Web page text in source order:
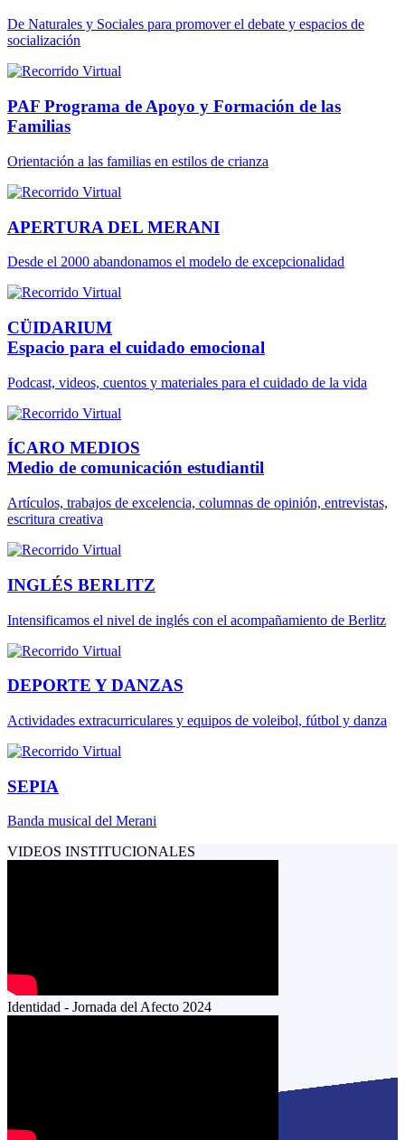
De Naturales y Sociales para promover el debate y espacios de
socialización
PAF Programa de Apoyo y Formación de las
Familias
Orientación a las familias en estilos de crianza
APERTURA DEL MERANI
Desde el 2000 abandonamos el modelo de excepcionalidad
CÜIDARIUM
Espacio para el cuidado emocional
Podcast, videos, cuentos y materiales para el cuidado de la vida
ÍCARO MEDIOS
Medio de comunicación estudiantil
Artículos, trabajos de excelencia, columnas de opinión, entrevistas,
escritura creativa
INGLÉS BERLITZ
Intensificamos el nivel de inglés con el acompañamiento de Berlitz
DEPORTE Y DANZAS
Actividades extracurriculares y equipos de voleibol, fútbol y danza
SEPIA
Banda musical del Merani
VIDEOS INSTITUCIONALES
Identidad - Jornada del Afecto 2024